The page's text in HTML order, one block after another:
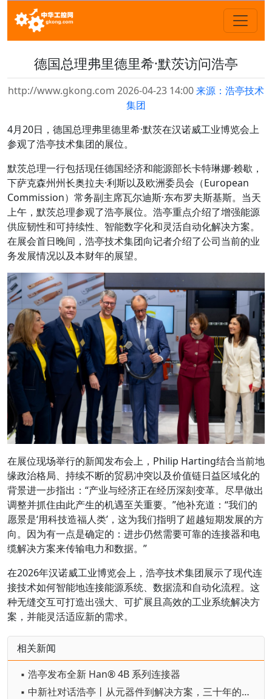
德国总理弗里德里希·默茨访问浩亭
http://www.gkong.com 2026-04-23 14:00来源：浩亭技术
集团
4月20日，德国总理弗里德里希·默茨在汉诺威工业博览会上
参观了浩亭技术集团的展位。
默茨总理一行包括现任德国经济和能源部长卡特琳娜·赖歇，
下萨克森州州长奥拉夫·利斯以及欧洲委员会（European
Commission）常务副主席瓦尔迪斯·东布罗夫斯基斯。当天
上午，默茨总理参观了浩亭展位。浩亭重点介绍了增强能源
供应韧性和可持续性、智能数字化和灵活自动化解决方案。
在展会首日晚间，浩亭技术集团向记者介绍了公司当前的业
务发展情况以及本财年的展望。
在展位现场举行的新闻发布会上，Philip Harting结合当前地
缘政治格局、持续不断的贸易冲突以及价值链日益区域化的
背景进一步指出：“产业与经济正在经历深刻变革。尽早做出
调整并抓住由此产生的机遇至关重要。”他补充道：“我们的
愿景是‘用科技造福人类’，这为我们指明了超越短期发展的方
向。因为有一点是确定的：进步仍然需要可靠的连接器和电
缆解决方案来传输电力和数据。”
在2026年汉诺威工业博览会上，浩亭技术集团展示了现代连
接技术如何智能地连接能源系统、数据流和自动化流程。这
种无缝交互可打造出强大、可扩展且高效的工业系统解决方
案，并能灵活适应新的需求。
相关新闻
▪ 浩亭发布全新 Han® 4B 系列连接器
▪ 中新社对话浩亭丨从元器件到解决方案，三十年的本土化深耕